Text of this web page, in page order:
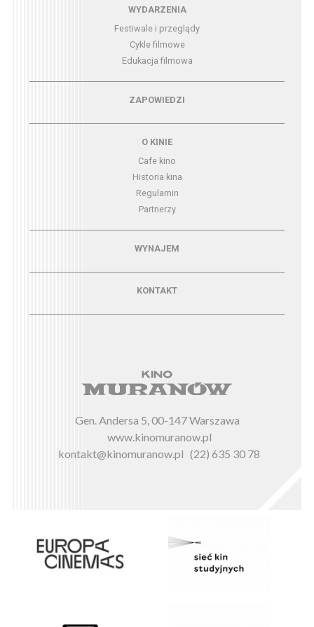
Menu - wydarzeniaWYDARZENIA
Festiwale i przeglądy
Cykle filmowe
Edukacja filmowa
Menu - zapowiedziZAPOWIEDZI
O KINIE
Cafe kino
Historia kina
Regulamin
Partnerzy
Menu - wynajemWYNAJEM
KONTAKT
Gen. Andersa 5, 00-147 Warszawa
www.kinomuranow.pl
kontakt@kinomuranow.pl (22) 635 30 78